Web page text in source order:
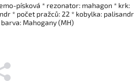
písková * rezonator: mahagon * krk:
* počet pražců: 22 * kobylka: palisandr
Mahogany (MH)